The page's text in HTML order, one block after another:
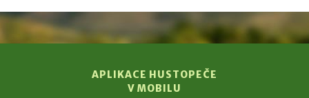
APLIKACE HUSTOPEČE
V MOBILU